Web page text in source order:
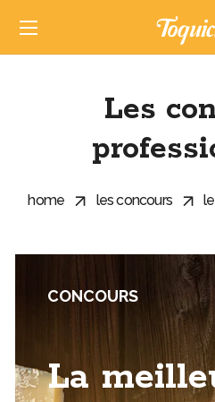
Les
home les concours
CONCOURS
La